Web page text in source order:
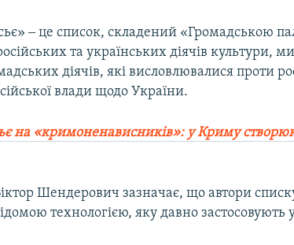
‒ це список, складений «Громадською
та українських діячів культури,
діячів, які висловлювалися проти
влади щодо України.
на «кримоненависників»: у Криму
Шендерович зазначає, що автори
технологією, яку давно застосовують у